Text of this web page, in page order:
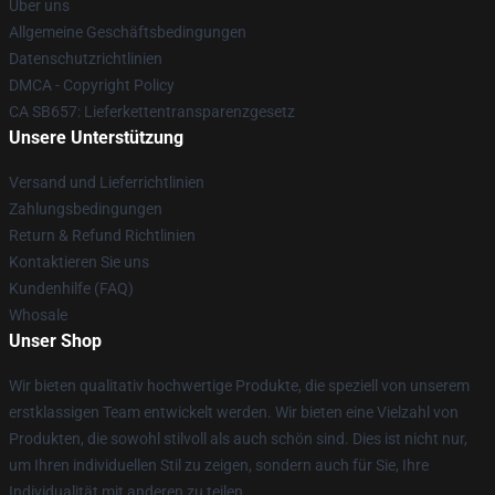
Über uns
Allgemeine Geschäftsbedingungen
Datenschutzrichtlinien
DMCA - Copyright Policy
CA SB657: Lieferkettentransparenzgesetz
Unsere Unterstützung
Versand und Lieferrichtlinien
Zahlungsbedingungen
Return & Refund Richtlinien
Kontaktieren Sie uns
Kundenhilfe (FAQ)
Whosale
Unser Shop
Wir bieten qualitativ hochwertige Produkte, die speziell von unserem
erstklassigen Team entwickelt werden. Wir bieten eine Vielzahl von
Produkten, die sowohl stilvoll als auch schön sind. Dies ist nicht nur,
um Ihren individuellen Stil zu zeigen, sondern auch für Sie, Ihre